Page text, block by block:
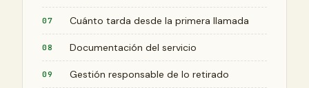
Cuánto tarda desde la primera llamada
Documentación del servicio
Gestión responsable de lo retirado